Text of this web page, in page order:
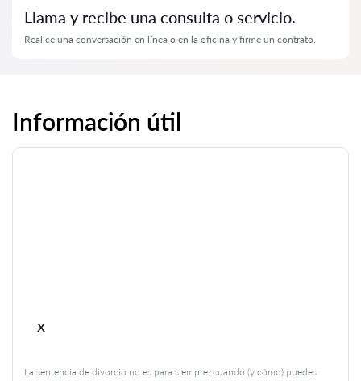
Llama y recibe una consulta o servicio.
Realice una conversación en línea o en la oficina y firme un contrato.
Información útil
x
La sentencia de divorcio no es para siempre: cuándo (y cómo) puedes